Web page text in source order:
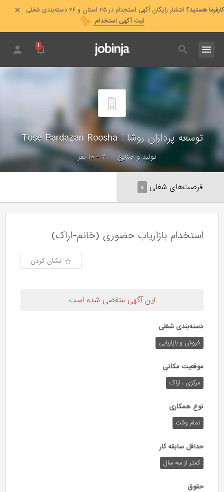
کارفرما هستید؟ انتشار رایگان آگهی استخدام در ۲۵ استان و ۲۶ دسته‌بندی شغلی
ثبت آگهی استخدام
۱
توسعه پردازان روشا|
Tose Pardazan Roosha
تولید و صنایع ۲ - ۱۰ نفر
فرصت‌های شغلی ۰
استخدام بازاریاب حضوری (خانم-اراک)
نشان کردن
این آگهی منقضی شده است
دسته‌بندی شغلی
فروش و بازاریابی
موقعیت مکانی
مرکزی ، اراک
نوع همکاری
تمام وقت
حداقل سابقه کار
کمتر از سه سال
حقوق